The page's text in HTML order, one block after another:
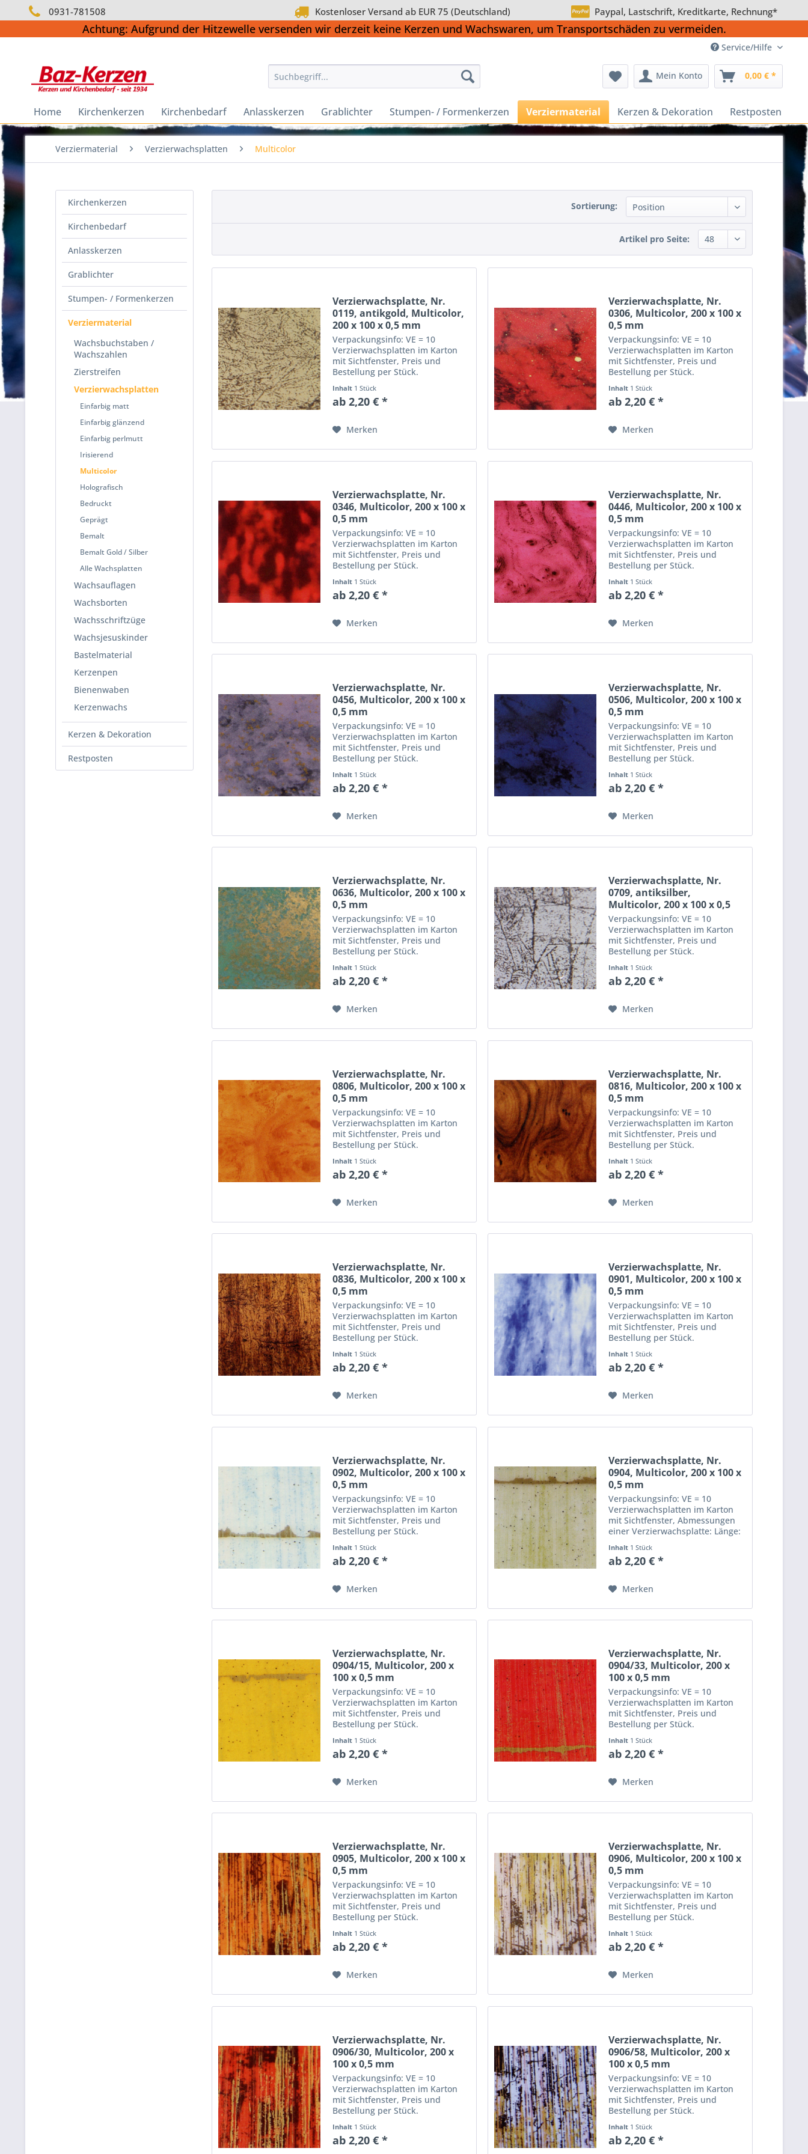
0931-781508 Kostenloser Versand ab EUR 75 (Deutschland) Paypal, Lastschrift, Kreditkarte, Rechnung*
Achtung: Aufgrund der Hitzewelle versenden wir derzeit keine Kerzen und Wachswaren, um Transportschäden zu vermeiden.
Service/Hilfe
Mein Konto 0,00 € *
Home Kirchenkerzen Kirchenbedarf Anlasskerzen Grablichter Stumpen- / Formenkerzen Verziermaterial Kerzen & Dekoration Restposten
Verziermaterial Verzierwachsplatten Multicolor
Kirchenkerzen
Kirchenbedarf
Anlasskerzen
Grablichter
Stumpen- / Formenkerzen
Verziermaterial
Wachsbuchstaben /
Wachszahlen
Zierstreifen
Verzierwachsplatten
Einfarbig matt
Einfarbig glänzend
Einfarbig perlmutt
Irisierend
Multicolor
Holografisch
Bedruckt
Geprägt
Bemalt
Bemalt Gold / Silber
Alle Wachsplatten
Wachsauflagen
Wachsborten
Wachsschriftzüge
Wachsjesuskinder
Bastelmaterial
Kerzenpen
Bienenwaben
Kerzenwachs
Kerzen & Dekoration
Restposten
Sortierung:
Artikel pro Seite:
Verzierwachsplatte, Nr.
0119, antikgold, Multicolor,
200 x 100 x 0,5 mm
Verpackungsinfo: VE = 10
Verzierwachsplatten im Karton
mit Sichtfenster, Preis und
Bestellung per Stück.
Verzierwachsplatte: Länge: 20
cm, Breite: 10 cm, Dicke: 0,5 mm
Inhalt 1 Stück
ab 2,20 € *
Merken
Verzierwachsplatte, Nr.
0306, Multicolor, 200 x 100 x
0,5 mm
Verpackungsinfo: VE = 10
Verzierwachsplatten im Karton
mit Sichtfenster, Preis und
Bestellung per Stück.
Verzierwachsplatte: Länge: 20
cm, Breite: 10 cm, Dicke: 0,5 mm
Inhalt 1 Stück
ab 2,20 € *
Merken
Verzierwachsplatte, Nr.
0346, Multicolor, 200 x 100 x
0,5 mm
Verpackungsinfo: VE = 10
Verzierwachsplatten im Karton
mit Sichtfenster, Preis und
Bestellung per Stück.
Verzierwachsplatte: Länge: 20
cm, Breite: 10 cm, Dicke: 0,5 mm
Inhalt 1 Stück
ab 2,20 € *
Merken
Verzierwachsplatte, Nr.
0446, Multicolor, 200 x 100 x
0,5 mm
Verpackungsinfo: VE = 10
Verzierwachsplatten im Karton
mit Sichtfenster, Preis und
Bestellung per Stück.
Verzierwachsplatte: Länge: 20
cm, Breite: 10 cm, Dicke: 0,5 mm
Inhalt 1 Stück
ab 2,20 € *
Merken
Verzierwachsplatte, Nr.
0456, Multicolor, 200 x 100 x
0,5 mm
Verpackungsinfo: VE = 10
Verzierwachsplatten im Karton
mit Sichtfenster, Preis und
Bestellung per Stück.
Verzierwachsplatte: Länge: 20
cm, Breite: 10 cm, Dicke: 0,5 mm
Inhalt 1 Stück
ab 2,20 € *
Merken
Verzierwachsplatte, Nr.
0506, Multicolor, 200 x 100 x
0,5 mm
Verpackungsinfo: VE = 10
Verzierwachsplatten im Karton
mit Sichtfenster, Preis und
Bestellung per Stück.
Verzierwachsplatte: Länge: 20
cm, Breite: 10 cm, Dicke: 0,5 mm
Inhalt 1 Stück
ab 2,20 € *
Merken
Verzierwachsplatte, Nr.
0636, Multicolor, 200 x 100 x
0,5 mm
Verpackungsinfo: VE = 10
Verzierwachsplatten im Karton
mit Sichtfenster, Preis und
Bestellung per Stück.
Verzierwachsplatte: Länge: 20
cm, Breite: 10 cm, Dicke: 0,5 mm
Inhalt 1 Stück
ab 2,20 € *
Merken
Verzierwachsplatte, Nr.
0709, antiksilber,
Multicolor, 200 x 100 x 0,5
mm
Verpackungsinfo: VE = 10
Verzierwachsplatten im Karton
mit Sichtfenster, Preis und
Bestellung per Stück.
Verzierwachsplatte: Länge: 20
cm, Breite: 10 cm, Dicke: 0,5 mm
Inhalt 1 Stück
ab 2,20 € *
Merken
Verzierwachsplatte, Nr.
0806, Multicolor, 200 x 100 x
0,5 mm
Verpackungsinfo: VE = 10
Verzierwachsplatten im Karton
mit Sichtfenster, Preis und
Bestellung per Stück.
Verzierwachsplatte: Länge: 20
cm, Breite: 10 cm, Dicke: 0,5 mm
Inhalt 1 Stück
ab 2,20 € *
Merken
Verzierwachsplatte, Nr.
0816, Multicolor, 200 x 100 x
0,5 mm
Verpackungsinfo: VE = 10
Verzierwachsplatten im Karton
mit Sichtfenster, Preis und
Bestellung per Stück.
Verzierwachsplatte: Länge: 20
cm, Breite: 10 cm, Dicke: 0,5 mm
Inhalt 1 Stück
ab 2,20 € *
Merken
Verzierwachsplatte, Nr.
0836, Multicolor, 200 x 100 x
0,5 mm
Verpackungsinfo: VE = 10
Verzierwachsplatten im Karton
mit Sichtfenster, Preis und
Bestellung per Stück.
Verzierwachsplatte: Länge: 20
cm, Breite: 10 cm, Dicke: 0,5 mm
Inhalt 1 Stück
ab 2,20 € *
Merken
Verzierwachsplatte, Nr.
0901, Multicolor, 200 x 100 x
0,5 mm
Verpackungsinfo: VE = 10
Verzierwachsplatten im Karton
mit Sichtfenster, Preis und
Bestellung per Stück.
Verzierwachsplatte: Länge: 20
cm, Breite: 10 cm, Dicke: 0,5 mm
Inhalt 1 Stück
ab 2,20 € *
Merken
Verzierwachsplatte, Nr.
0902, Multicolor, 200 x 100 x
0,5 mm
Verpackungsinfo: VE = 10
Verzierwachsplatten im Karton
mit Sichtfenster, Preis und
Bestellung per Stück.
Verzierwachsplatte: Länge: 20
cm, Breite: 10 cm, Dicke: 0,5 mm
Inhalt 1 Stück
ab 2,20 € *
Merken
Verzierwachsplatte, Nr.
0904, Multicolor, 200 x 100 x
0,5 mm
Verpackungsinfo: VE = 10
Verzierwachsplatten im Karton
mit Sichtfenster, Abmessungen
einer Verzierwachsplatte: Länge:
mm
Inhalt 1 Stück
ab 2,20 € *
Merken
Verzierwachsplatte, Nr.
0904/15, Multicolor, 200 x
100 x 0,5 mm
Verpackungsinfo: VE = 10
Verzierwachsplatten im Karton
mit Sichtfenster, Preis und
Bestellung per Stück.
Verzierwachsplatte: Länge: 20
cm, Breite: 10 cm, Dicke: 0,5 mm
Inhalt 1 Stück
ab 2,20 € *
Merken
Verzierwachsplatte, Nr.
0904/33, Multicolor, 200 x
100 x 0,5 mm
Verpackungsinfo: VE = 10
Verzierwachsplatten im Karton
mit Sichtfenster, Preis und
Bestellung per Stück.
Verzierwachsplatte: Länge: 20
cm, Breite: 10 cm, Dicke: 0,5 mm
Inhalt 1 Stück
ab 2,20 € *
Merken
Verzierwachsplatte, Nr.
0905, Multicolor, 200 x 100 x
0,5 mm
Verpackungsinfo: VE = 10
Verzierwachsplatten im Karton
mit Sichtfenster, Preis und
Bestellung per Stück.
Verzierwachsplatte: Länge: 20
cm, Breite: 10 cm, Dicke: 0,5 mm
Inhalt 1 Stück
ab 2,20 € *
Merken
Verzierwachsplatte, Nr.
0906, Multicolor, 200 x 100 x
0,5 mm
Verpackungsinfo: VE = 10
Verzierwachsplatten im Karton
mit Sichtfenster, Preis und
Bestellung per Stück.
Verzierwachsplatte: Länge: 20
cm, Breite: 10 cm, Dicke: 0,5 mm
Inhalt 1 Stück
ab 2,20 € *
Merken
Verzierwachsplatte, Nr.
0906/30, Multicolor, 200 x
100 x 0,5 mm
Verpackungsinfo: VE = 10
Verzierwachsplatten im Karton
mit Sichtfenster, Preis und
Bestellung per Stück.
Verzierwachsplatte: Länge: 20
cm, Breite: 10 cm, Dicke: 0,5 mm
Inhalt 1 Stück
ab 2,20 € *
Verzierwachsplatte, Nr.
0906/58, Multicolor, 200 x
100 x 0,5 mm
Verpackungsinfo: VE = 10
Verzierwachsplatten im Karton
mit Sichtfenster, Preis und
Bestellung per Stück.
Verzierwachsplatte: Länge: 20
cm, Breite: 10 cm, Dicke: 0,5 mm
Inhalt 1 Stück
ab 2,20 € *